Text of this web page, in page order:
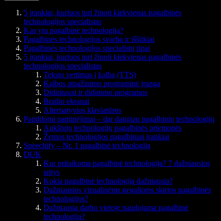
5 įrankiai, kuriuos turi žinoti kiekvienas pagalbinės
technologijos specialistas
Kas yra pagalbinė technologija?
Pagalbinės technologijos svarba ir iššūkiai
Pagalbinės technologijos specialistų tipai
5 įrankiai, kuriuos turi žinoti kiekvienas pagalbinės
technologijos specialistas
Teksto vertimas į kalbą (TTS)
Kalbos atpažinimo programinė įranga
Didintuvai ir didinimo programos
Brailio ekranai
Alternatyvios klaviatūros
Papildomi paminėjimai – dar daugiau pagalbinių technologijų
Aukštųjų technologijų pagalbinės priemonės
Žemos technologijos pagalbiniai įrankiai
Speechify – Nr. 1 pagalbinė technologija
DUK
Kur pritaikoma pagalbinė technologija? 7 dažniausios
sritys
Kokia pagalbinė technologija dažniausia?
Dažniausios vizualinėms negalioms skirtos pagalbinės
technologijos?
Dažniausia darbo vietoje naudojama pagalbinė
technologija?